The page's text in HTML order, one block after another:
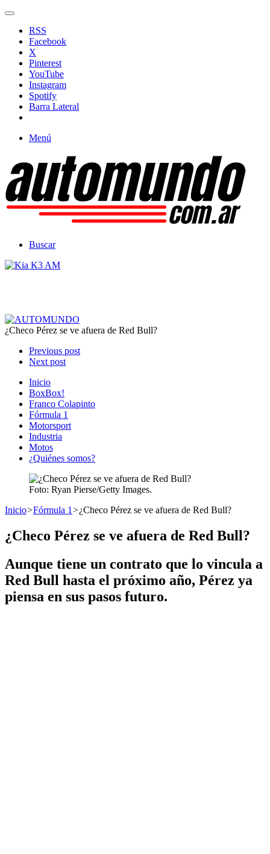
RSS
Facebook
X
Pinterest
YouTube
Instagram
Spotify
Barra Lateral
Menú
Buscar
¿Checo Pérez se ve afuera de Red Bull?
Previous post
Next post
Inicio
BoxBox!
Franco Colapinto
Fórmula 1
Motorsport
Industria
Motos
¿Quiénes somos?
Foto: Ryan Pierse/Getty Images.
Inicio>Fórmula 1 >¿Checo Pérez se ve afuera de Red Bull?
¿Checo Pérez se ve afuera de Red Bull?
Aunque tiene un contrato que lo vincula a
Red Bull hasta el próximo año, Pérez ya
piensa en sus pasos futuro.